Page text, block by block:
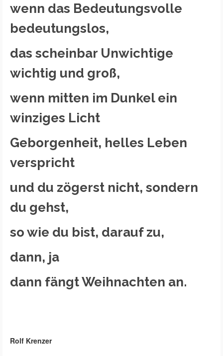
wenn das Bedeutungsvolle
bedeutungslos,
das scheinbar Unwichtige
wichtig und groß,
wenn mitten im Dunkel ein
winziges Licht
Geborgenheit, helles Leben
verspricht
und du zögerst nicht, sondern
du gehst,
so wie du bist, darauf zu,
dann, ja
dann fängt Weihnachten an.
Rolf Krenzer